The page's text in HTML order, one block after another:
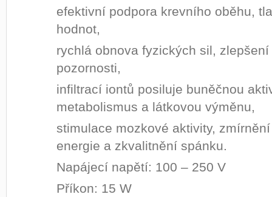
efektivní podpora krevního oběhu,
hodnot,
rychlá obnova fyzických sil,
pozornosti,
infiltrací iontů posiluje buněčnou
metabolismus a látkovou výměnu,
stimulace mozkové aktivity,
energie a zkvalitnění spánku.
Napájecí napětí: 100 – 250 V
Příkon: 15 W